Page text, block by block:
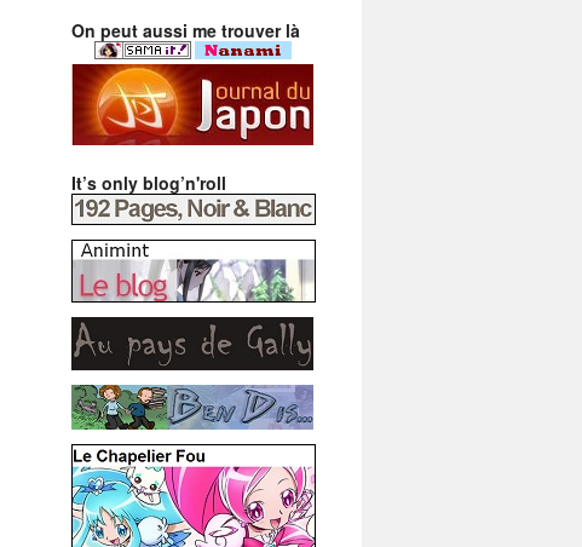
On peut aussi me trouver là
It’s only blog’n'roll